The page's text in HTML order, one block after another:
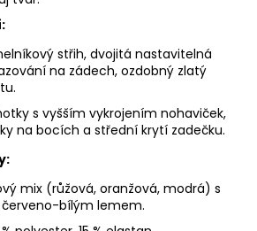
střih, dvojitá nastavitelná
na zádech, ozdobný zlatý
s vyšším vykrojením nohaviček,
na bocích a střední krytí zadečku.
mix (růžová, oranžová, modrá) s
bílým lemem.